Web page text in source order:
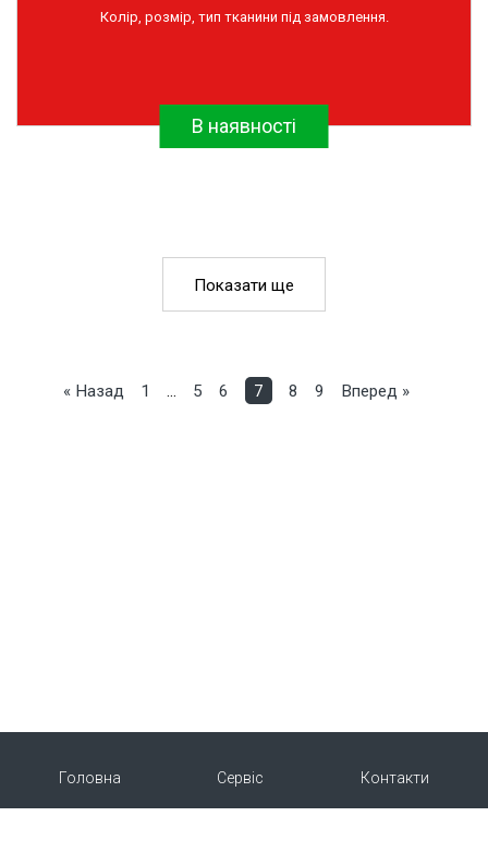
Колір, розмір, тип тканини під замовлення.
В наявності
Показати ще
« Назад 1 … 5 6 7 8 9 Вперед »
Головна Сервіс Контакти